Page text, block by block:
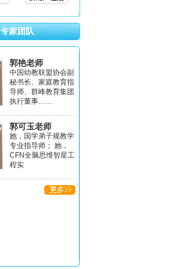
专家团队
郭艳老师
中国幼教联盟协会副
秘书长、家庭教育指
导师、群峰教育集团
执行董事……
郭可玉老师
她，国学弟子规教学
专业指导师； 她，
CFN全脑思维智星工
程实